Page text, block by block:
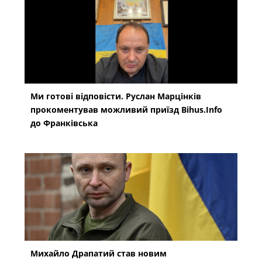
Ми готові відповісти. Руслан Марцінків
прокоментував можливий приїзд Bihus.Info
до Франківська
Михайло Драпатий став новим